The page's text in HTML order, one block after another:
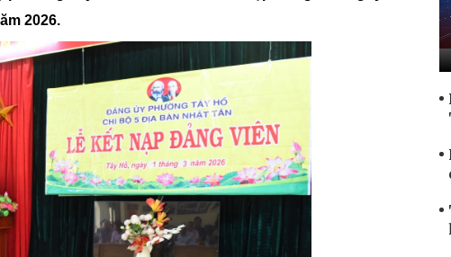
Chiến dịch 500 ngày đêmCải cách hành chính, Chính phủ
2026.